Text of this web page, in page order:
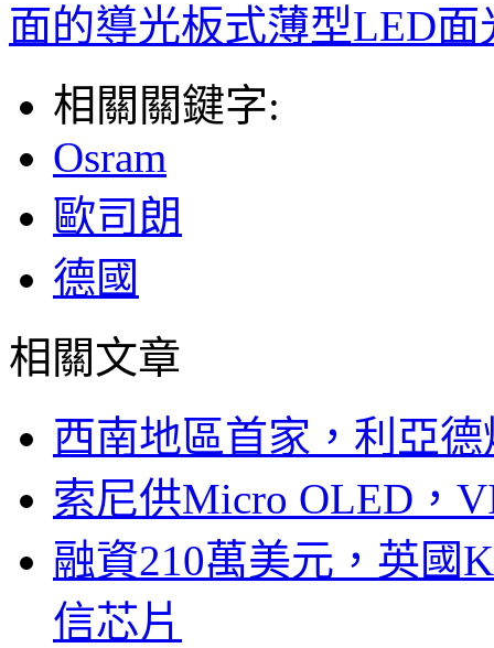
面的導光板式薄型LED面
相關關鍵字:
Osram
歐司朗
德國
相關文章
西南地區首家，利亞
索尼供Micro OLED，
融資210萬美元，英國
信芯片